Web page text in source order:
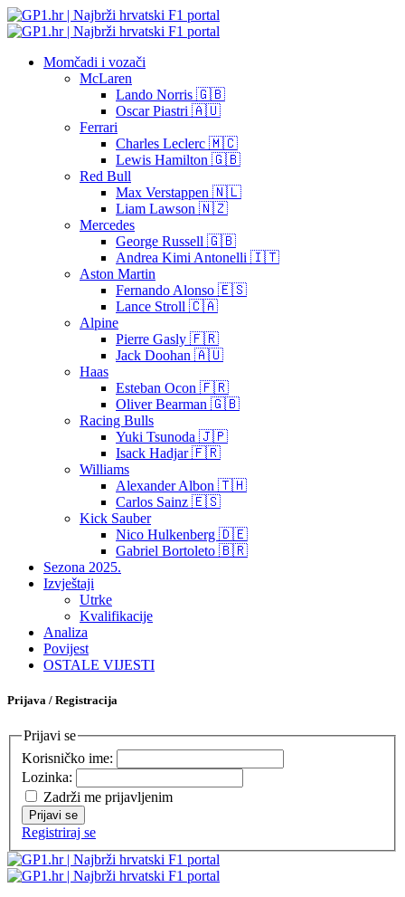
Momčadi i vozači
McLaren
Lando Norris 🇬🇧
Oscar Piastri 🇦🇺
Ferrari
Charles Leclerc 🇲🇨
Lewis Hamilton 🇬🇧
Red Bull
Max Verstappen 🇳🇱
Liam Lawson 🇳🇿
Mercedes
George Russell 🇬🇧
Andrea Kimi Antonelli 🇮🇹
Aston Martin
Fernando Alonso 🇪🇸
Lance Stroll 🇨🇦
Alpine
Pierre Gasly 🇫🇷
Jack Doohan 🇦🇺
Haas
Esteban Ocon 🇫🇷
Oliver Bearman 🇬🇧
Racing Bulls
Yuki Tsunoda 🇯🇵
Isack Hadjar 🇫🇷
Williams
Alexander Albon 🇹🇭
Carlos Sainz 🇪🇸
Kick Sauber
Nico Hulkenberg 🇩🇪
Gabriel Bortoleto 🇧🇷
Sezona 2025.
Izvještaji
Utrke
Kvalifikacije
Analiza
Povijest
OSTALE VIJESTI
Prijava / Registracija
Prijavi se
Korisničko ime:
Lozinka:
Zadrži me prijavljenim
Prijavi se
Registriraj se